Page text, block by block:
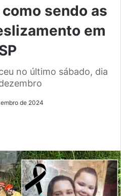
sendo as
em
no último sábado, dia
de 2024